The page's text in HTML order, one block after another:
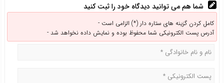
شما هم می توانید دیدگاه خود را ثبت کنید
کامل کردن گزینه های ستاره دار (*) الزامی است -
آدرس پست الکترونیکی شما محفوظ بوده و نمایش داده نخواهد شد -